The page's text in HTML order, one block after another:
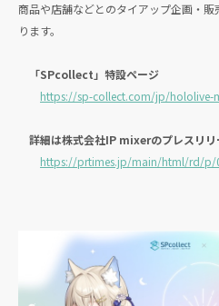
商品や店舗などとのタイアップ企画・
ります。
「SPcollect」特設ページ
https://sp-collect.com/jp/hololive-
詳細は株式会社IP mixerのプレスリリ
https://prtimes.jp/main/html/rd/p/